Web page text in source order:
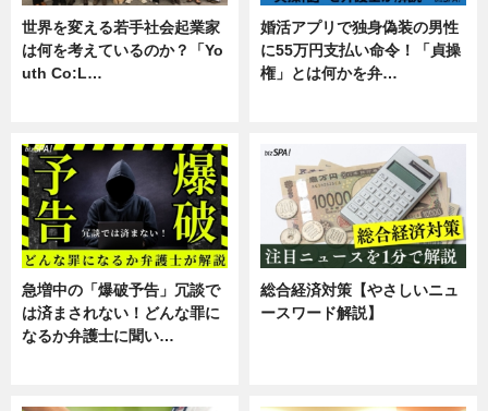
世界を変える若手社会起業家
は何を考えているのか？「Yo
uth Co:L…
婚活アプリで独身偽装の男性
に55万円支払い命令！「貞操
権」とは何かを弁…
急増中の「爆破予告」冗談で
は済まされない！どんな罪に
なるか弁護士に聞い…
総合経済対策【やさしいニュ
ースワード解説】